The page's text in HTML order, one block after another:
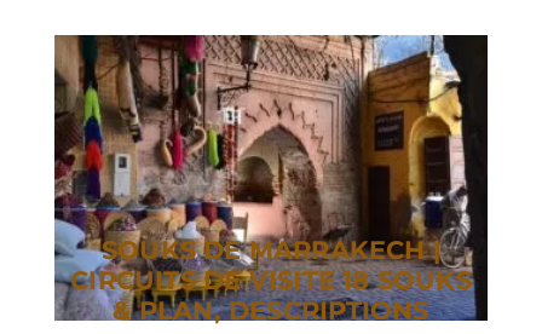
SOUKS DE MARRAKECH |
CIRCUITS DE VISITE 18 SOUKS
& PLAN, DESCRIPTIONS